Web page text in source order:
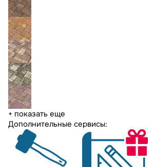
+ показать еще
Дополнительные сервисы: